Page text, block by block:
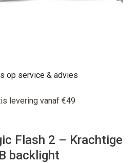
op service & advies
levering vanaf €49
Flash 2 – Krachtige
backlight